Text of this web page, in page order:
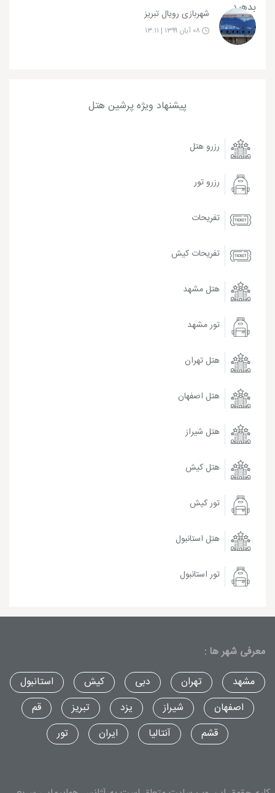
شهربازی رویال تبریز
پیشنهاد ویژه پرشین هتل
رزرو هتل
رزرو تور
تفریحات
تفریحات کیش
هتل مشهد
تور مشهد
هتل تهران
هتل اصفهان
هتل شیراز
هتل کیش
تور کیش
هتل استانبول
تور استانبول
معرفی شهر ها :
مشهد
تهران دبی کیش
استانبول
اصفهان
شیراز یزد تبریز
قم
قشم
آنتالیا ایران تور